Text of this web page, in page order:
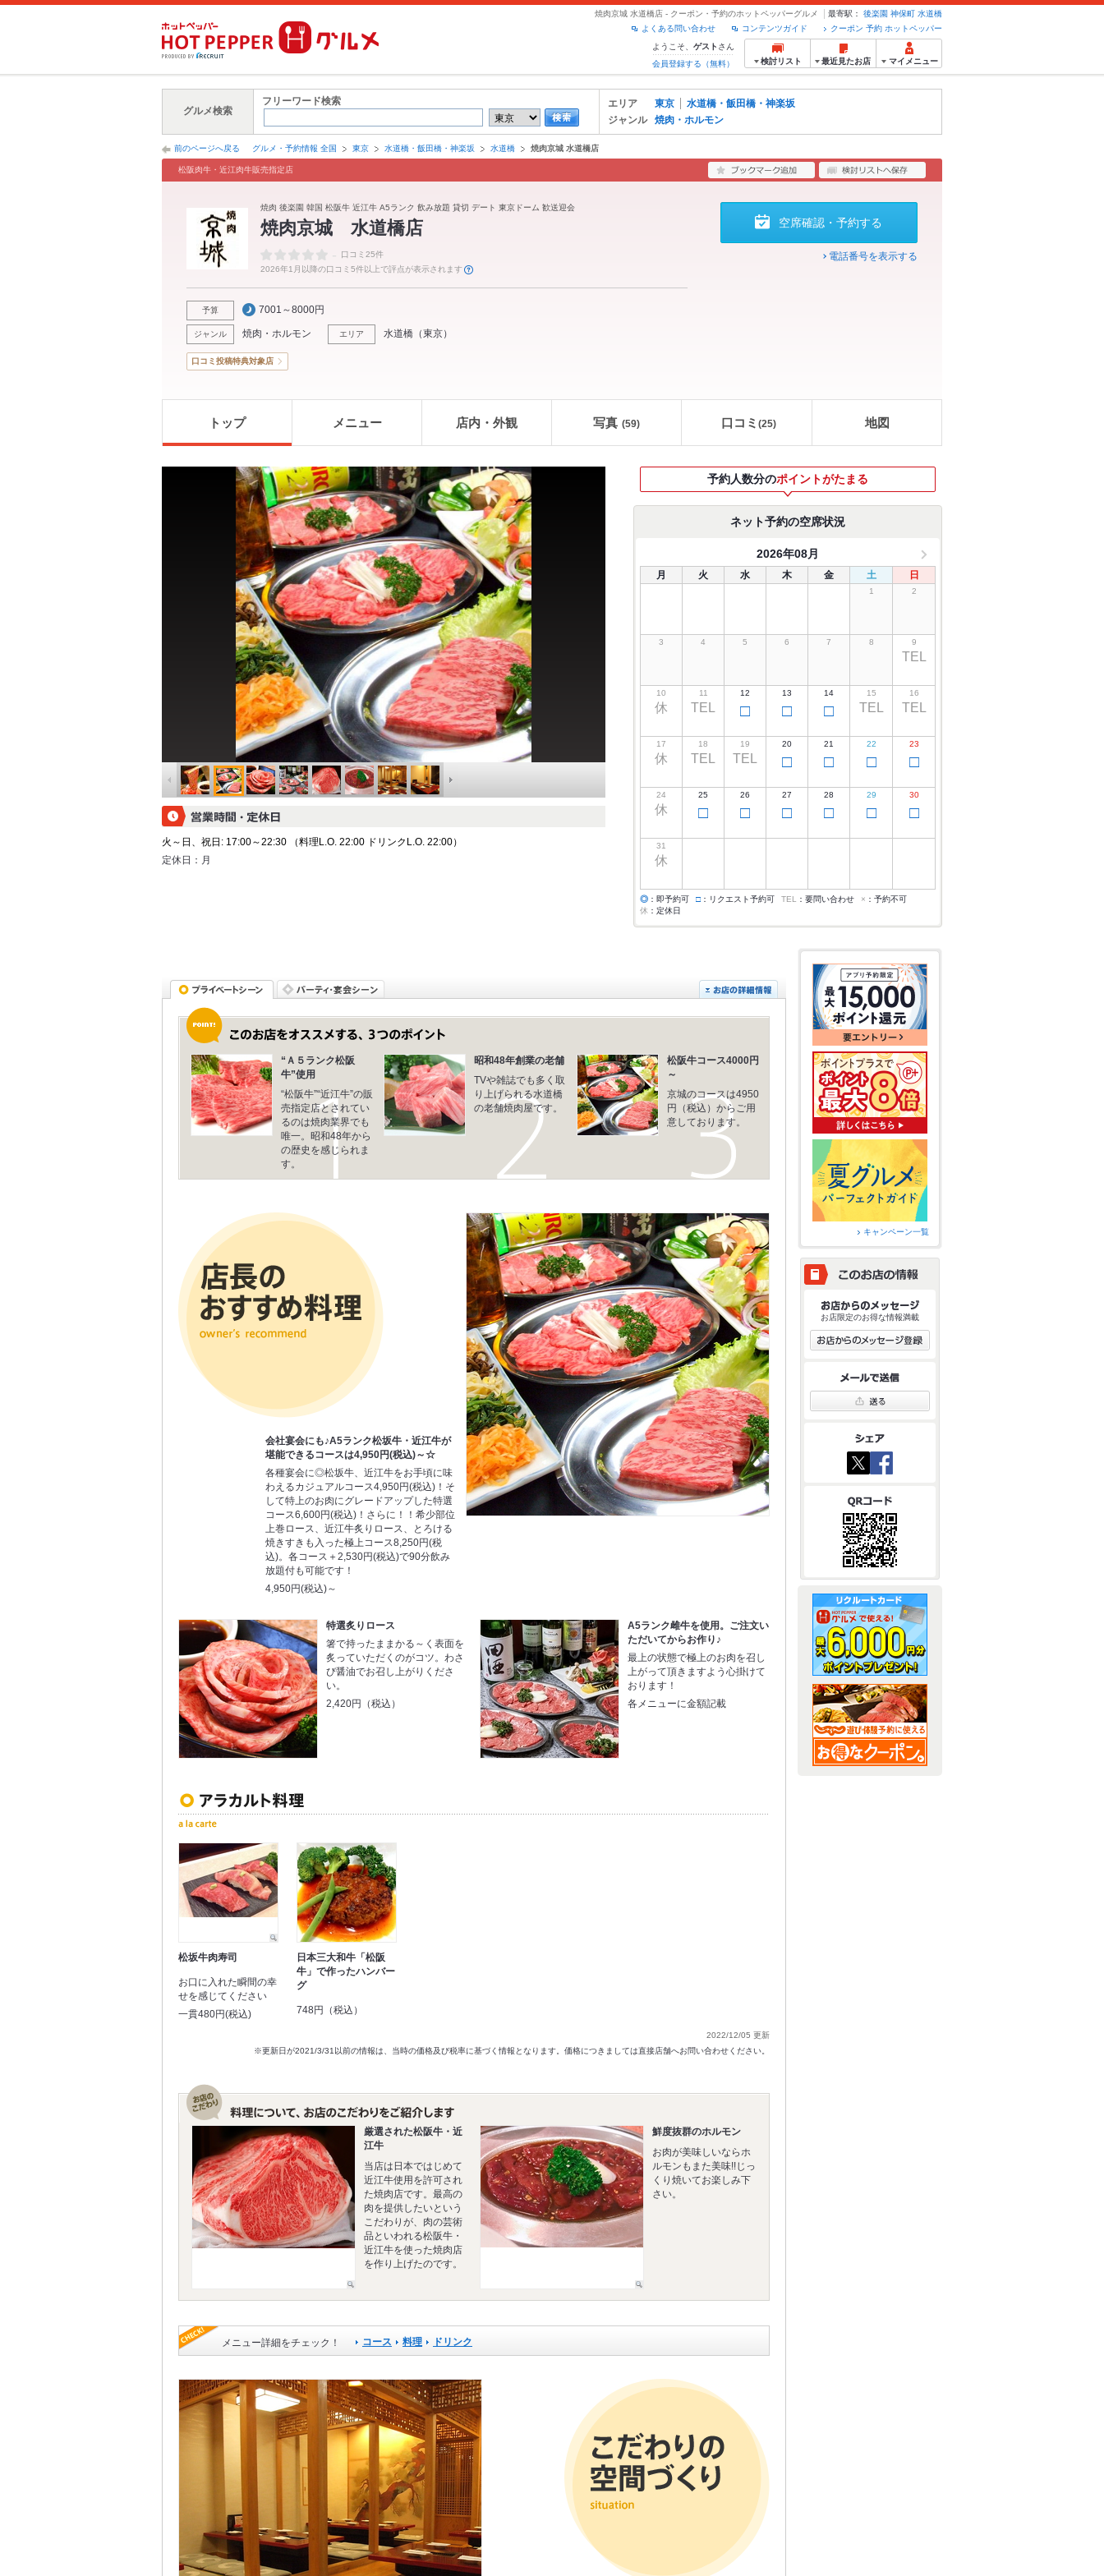
焼肉京城 水道橋店 - クーポン・予約のホットペッパーグルメ 最寄駅： 後楽園 神保町 水道橋
クーポン 予約 ホットペッパー
コンテンツガイド
よくある問い合わせ
ようこそ、 ゲスト さん
会員登録する（無料）
検討リスト 最近見たお店 マイメニュー
グルメ検索
フリーワード検索 エリア 東京
水道橋・飯田橋・神楽坂
ジャンル
焼肉・ホルモン
前のページへ戻る グルメ・予約情報 全国 東京 水道橋・飯田橋・神楽坂 水道橋 焼肉京城 水道橋店
松阪肉牛・近江肉牛販売指定店
焼肉 後楽園 韓国 松阪牛 近江牛 A5ランク 飲み放題 貸切 デート 東京ドーム 歓送迎会
焼肉京城 水道橋店
-
口コミ25件
2026年1月以降の口コミ5件以上で評点が表示されます
予算 7001～8000円
ジャンル 焼肉・ホルモン エリア 水道橋 （東京）
空席確認・予約する
電話番号を表示する
口コミ投稿特典対象店
トップ メニュー 店内・外観 写真 (59) 口コミ (25) 地図
火～日、祝日: 17:00～22:30 （料理L.O. 22:00 ドリンクL.O. 22:00）
定休日： 月
予約人数分のポイントがたまる
ネット予約の空席状況
2026年08月
月 火 水 木 金 土 日
1 2
3 4 5 6 7 8 9
TEL
10
休
11
TEL
12
□
13
□
14
□
15
TEL
16
TEL
17
休
18
TEL
19
TEL
20
□
21
□
22
□
23
□
24
休
25
□
26
□
27
□
28
□
29
□
30
□
31
休
◎ ：即予約可 □ ：リクエスト予約可 TEL ：要問い合わせ × ：予約不可
休 ：定休日
“Ａ５ランク松阪
牛”使用
“松阪牛”“近江牛”の販
売指定店とされてい
るのは焼肉業界でも
唯一。昭和48年から
の歴史を感じられま
す。
昭和48年創業の老舗
TVや雑誌でも多く取
り上げられる水道橋
の老舗焼肉屋です。
松阪牛コース4000円
～
京城のコースは4950
円（税込）からご用
意しております。
会社宴会にも♪A5ランク松坂牛・近江牛が
堪能できるコースは4,950円(税込)～☆
各種宴会に◎松坂牛、近江牛をお手頃に味
わえるカジュアルコース4,950円(税込)！そ
して特上のお肉にグレードアップした特選
コース6,600円(税込)！さらに！！希少部位
上巻ロース、近江牛炙りロース、とろける
焼きすきも入った極上コース8,250円(税
込)。各コース＋2,530円(税込)で90分飲み
放題付も可能です！
4,950円(税込)～
特選炙りロース
箸で持ったままかる～く表面を
炙っていただくのがコツ。わさ
び醤油でお召し上がりくださ
い。
2,420円（税込）
A5ランク雌牛を使用。ご注文い
ただいてからお作り♪
最上の状態で極上のお肉を召し
上がって頂きますよう心掛けて
おります！
各メニューに金額記載
松坂牛肉寿司
お口に入れた瞬間の幸
せを感じてください
一貫480円(税込)
日本三大和牛「松阪
牛」で作ったハンバー
グ
748円（税込）
2022/12/05 更新
※更新日が2021/3/31以前の情報は、当時の価格及び税率に基づく情報となります。価格につきましては直接店舗へお問い合わせください。
厳選された松阪牛・近
江牛
当店は日本ではじめて
近江牛使用を許可され
た焼肉店です。最高の
肉を提供したいという
こだわりが、肉の芸術
品といわれる松阪牛・
近江牛を使った焼肉店
を作り上げたのです。
鮮度抜群のホルモン
お肉が美味しいならホ
ルモンもまた美味!!じっ
くり焼いてお楽しみ下
さい。
メニュー詳細をチェック！ コース 料理 ドリンク
キャンペーン一覧
お店限定のお得な情報満載